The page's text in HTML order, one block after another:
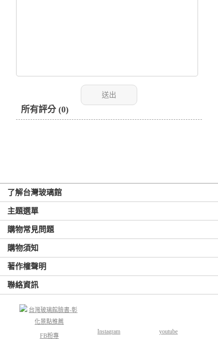
所有評分 (0)
了解台灣玻璃館
主題選單
購物常見問題
購物須知
著作權聲明
聯絡資訊
FB粉專
Instagram youtube